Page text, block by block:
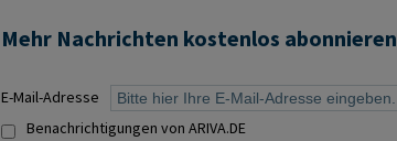
Mehr Nachrichten kostenlos abonnieren
E-Mail-Adresse
Benachrichtigungen von ARIVA.DE